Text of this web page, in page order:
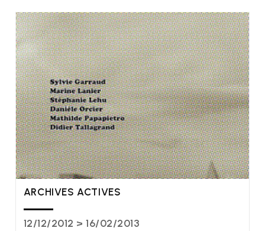
ARCHIVES ACTIVES
12/12/2012 > 16/02/2013